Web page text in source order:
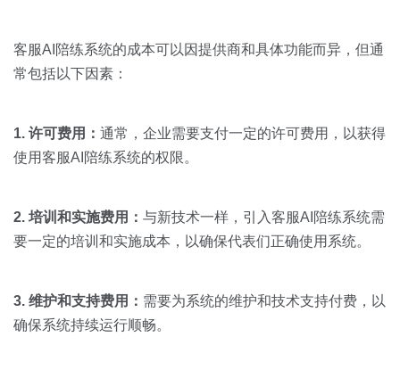
客服AI陪练系统的成本可以因提供商和具体功能而异，但通
常包括以下因素：
1. 许可费用： 通常，企业需要支付一定的许可费用，以获得
使用客服AI陪练系统的权限。
2. 培训和实施费用： 与新技术一样，引入客服AI陪练系统需
要一定的培训和实施成本，以确保代表们正确使用系统。
3. 维护和支持费用： 需要为系统的维护和技术支持付费，以
确保系统持续运行顺畅。